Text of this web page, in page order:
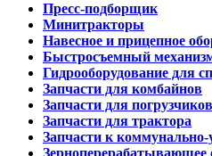
Пресс-подборщик
Минитракторы
Навесное и прицепное
Быстросъемный
Гидрооборудование для
Запчасти для комбайнов
Запчасти для погрузчиков
Запчасти для трактора
Запчасти к коммунально-